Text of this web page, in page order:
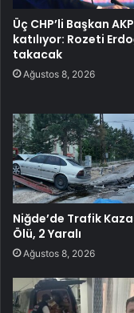
Üç CHP’li Başkan
katılıyor: Rozeti
takacak
Ağustos 8, 2026
Niğde’de Trafik
Ölü, 2 Yaralı
Ağustos 8, 2026